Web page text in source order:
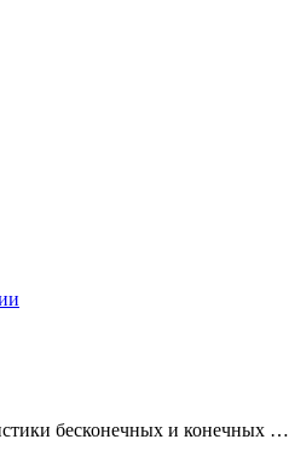
бесконечных и конечных …